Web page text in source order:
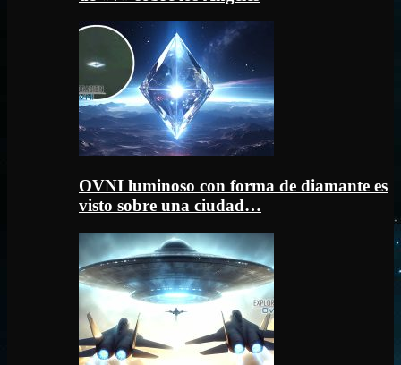
OVNI luminoso con forma de diamante es
visto sobre una ciudad…